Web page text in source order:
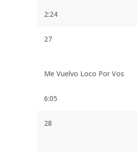
2:24
27
Me Vuelvo Loco Por Vos
6:05
28